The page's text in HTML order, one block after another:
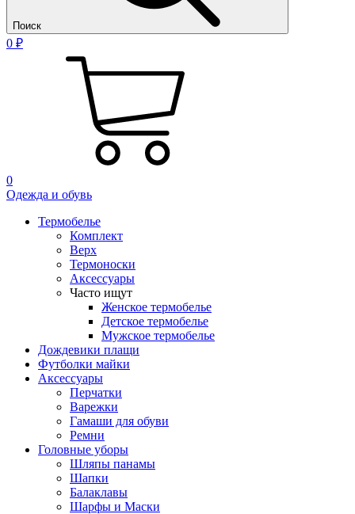
Поиск
0 ₽
0
Одежда и обувь
Термобелье
Комплект
Верх
Термоноски
Аксессуары
Часто ищут
Женское термобелье
Детское термобелье
Мужское термобелье
Дождевики плащи
Футболки майки
Аксессуары
Перчатки
Варежки
Гамаши для обуви
Ремни
Головные уборы
Шляпы панамы
Шапки
Балаклавы
Шарфы и Маски